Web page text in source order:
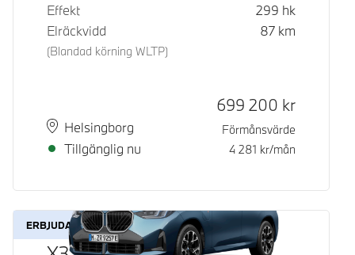
Effekt
299 hk
Elräckvidd
(Blandad körning WLTP)
87 km
PlatsHelsingborg
Leveranstid
Tillgänglig nu
Kontantpris
699 200 kr
Förmånsvärde
4 281 kr/mån
ERBJUDANDE